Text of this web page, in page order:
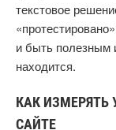
текстовое
и быть полезным
находится.
КАК ИЗМЕРЯТЬ
САЙТЕ